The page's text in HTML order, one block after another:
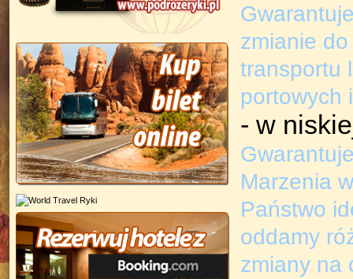
zmianie
transportu
portowych
- w
Marzenia
Państwo
oddamy
zmiany na